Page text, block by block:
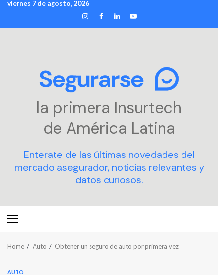
Skip
content
viernes 7 de agosto, 2026
INSTAGRAM
FACEBOOK
LINKEDIN
YOUTUBE
la primera Insurtech
de América Latina
Enterate de las últimas novedades del
mercado asegurador, noticias relevantes y
datos curiosos.
Primary
Home Auto Obtener un seguro de auto por primera vez
AUTO